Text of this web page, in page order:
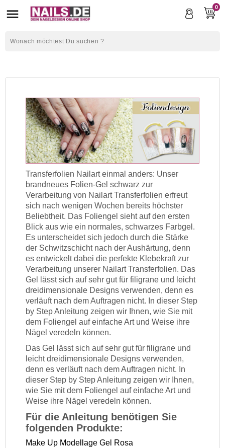
 0
Transferfolien Nailart einmal anders: Unser
brandneues Folien-Gel schwarz zur
Verarbeitung von Nailart Transferfolien erfreut
sich nach wenigen Wochen bereits höchster
Beliebtheit. Das Foliengel sieht auf den ersten
Blick aus wie ein normales, schwarzes Farbgel.
Es unterscheidet sich jedoch durch die Stärke
der Schwitzschicht nach der Aushärtung, denn
es entwickelt dabei die perfekte Klebekraft zur
Verarbeitung unserer Nailart Transferfolien. Das
Gel lässt sich auf sehr gut für filigrane und leicht
dreidimensionale Designs verwenden, denn es
verläuft nach dem Auftragen nicht. In dieser Step
by Step Anleitung zeigen wir Ihnen, wie Sie mit
dem Foliengel auf einfache Art und Weise ihre
Nägel veredeln können.
Das Gel lässt sich auf sehr gut für filigrane und
leicht dreidimensionale Designs verwenden,
denn es verläuft nach dem Auftragen nicht. In
dieser Step by Step Anleitung zeigen wir Ihnen,
wie Sie mit dem Foliengel auf einfache Art und
Weise ihre Nägel veredeln können.
Für die Anleitung benötigen Sie
folgenden Produkte:
Make Up Modellage Gel Rosa